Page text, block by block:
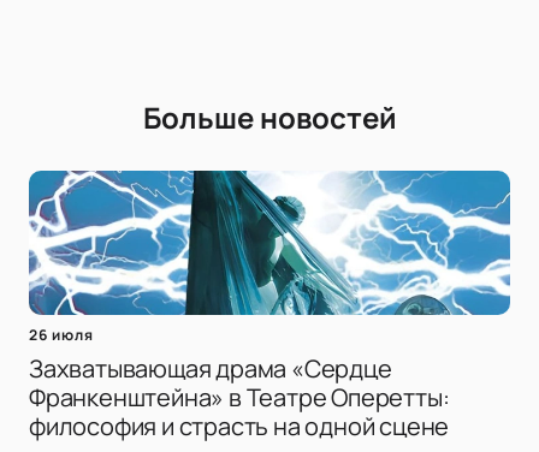
Больше новостей
26 июля
Захватывающая драма «Сердце
Франкенштейна» в Театре Оперетты:
философия и страсть на одной сцене